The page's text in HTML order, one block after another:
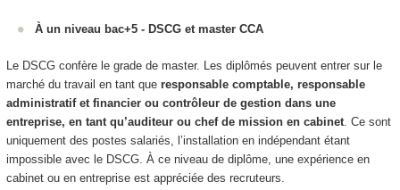
À un niveau bac+5 - DSCG et master CCA
Le DSCG confère le grade de master. Les diplômés peuvent entrer sur le
marché du travail en tant que responsable comptable, responsable
administratif et financier ou contrôleur de gestion dans une
entreprise, en tant qu’auditeur ou chef de mission en cabinet. Ce sont
uniquement des postes salariés, l’installation en indépendant étant
impossible avec le DSCG. À ce niveau de diplôme, une expérience en
cabinet ou en entreprise est appréciée des recruteurs.